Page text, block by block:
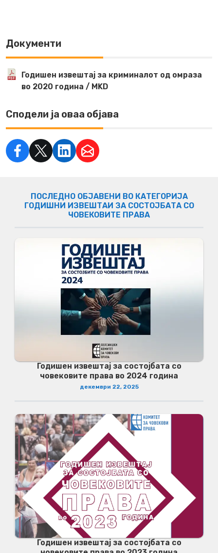
Документи
Годишен извештај за криминалот од омраза
во 2020 година / MKD
Сподели ја оваа објава
ПОСЛЕДНО ОБЈАВЕНИ ВО КАТЕГОРИЈА
ГОДИШНИ ИЗВЕШТАИ ЗА СОСТОЈБАТА СО
ЧОВЕКОВИТЕ ПРАВА
Годишен извештај за состојбата со
човековите права во 2024 година
декември 22, 2025
Годишен извештај за состојбата со